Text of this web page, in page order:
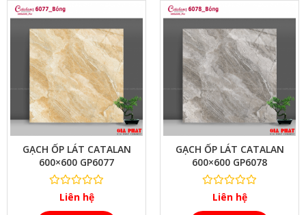
GẠCH ỐP LÁT CATALAN
600×600 GP6077
Liên hệ
XEM NHANH
GẠCH ỐP LÁT CATALAN
600×600 GP6078
Liên hệ